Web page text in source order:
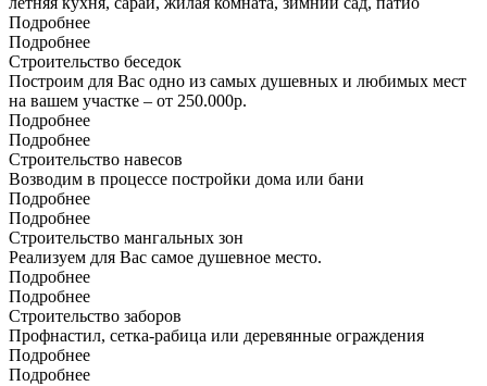
Подробнее
Подробнее
Строительство беседок
Построим для Вас одно из самых душевных и любимых мест
на вашем участке – от 250.000р.
Подробнее
Подробнее
Строительство навесов
Возводим в процессе постройки дома или бани
Подробнее
Подробнее
Строительство мангальных зон
Реализуем для Вас самое душевное место.
Подробнее
Подробнее
Строительство заборов
Профнастил, сетка-рабица или деревянные ограждения
Подробнее
Подробнее